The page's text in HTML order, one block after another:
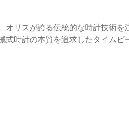
オリスが誇る伝統的な時計技術を
時計の本質を追求したタイムピ